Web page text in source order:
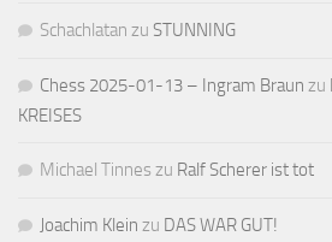
Schachlatan zu STUNNING
Chess 2025-01-13 – Ingram Braun zu
KREISES
Michael Tinnes zu Ralf Scherer ist tot
Joachim Klein zu DAS WAR GUT!